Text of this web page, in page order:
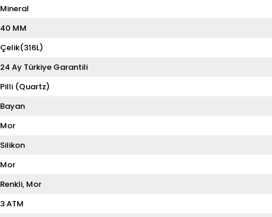
Mineral
40 MM
Çelik(316L)
24 Ay Türkiye Garantili
Pilli (Quartz)
Bayan
Mor
Silikon
Mor
Renkli Mor
3 ATM